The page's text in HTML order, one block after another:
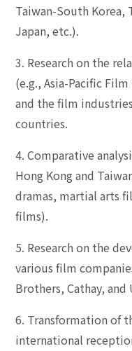
Taiwan-South Korea,
Japan, etc.).
3. Research on the
(e.g., Asia-Pacific
and the film
countries.
4. Comparative
Hong Kong and
dramas, martial arts
films).
5. Research on the
various film
Brothers, Cathay, and
6. Transformation of
international